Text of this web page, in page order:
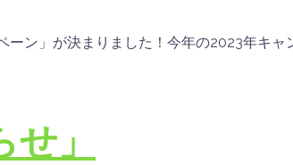
ン」が決まりました！今年の2023年キャ
」